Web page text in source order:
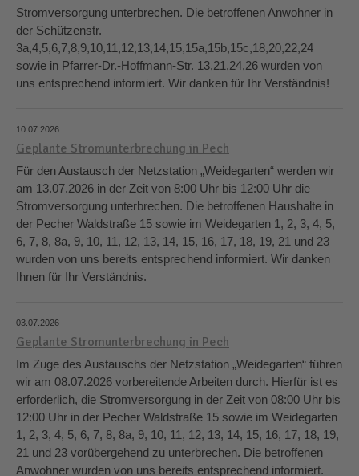
Stromversorgung unterbrechen. Die betroffenen Anwohner in
der Schützenstr.
3a,4,5,6,7,8,9,10,11,12,13,14,15,15a,15b,15c,18,20,22,24
sowie in Pfarrer-Dr.-Hoffmann-Str. 13,21,24,26 wurden von
uns entsprechend informiert. Wir danken für Ihr Verständnis!
10.07.2026
Geplante Stromunterbrechung in Pech
Für den Austausch der Netzstation „Weidegarten“ werden wir
am 13.07.2026 in der Zeit von 8:00 Uhr bis 12:00 Uhr die
Stromversorgung unterbrechen. Die betroffenen Haushalte in
der Pecher Waldstraße 15 sowie im Weidegarten 1, 2, 3, 4, 5,
6, 7, 8, 8a, 9, 10, 11, 12, 13, 14, 15, 16, 17, 18, 19, 21 und 23
wurden von uns bereits entsprechend informiert. Wir danken
Ihnen für Ihr Verständnis.
03.07.2026
Geplante Stromunterbrechung in Pech
Im Zuge des Austauschs der Netzstation „Weidegarten“ führen
wir am 08.07.2026 vorbereitende Arbeiten durch. Hierfür ist es
erforderlich, die Stromversorgung in der Zeit von 08:00 Uhr bis
12:00 Uhr in der Pecher Waldstraße 15 sowie im Weidegarten
1, 2, 3, 4, 5, 6, 7, 8, 8a, 9, 10, 11, 12, 13, 14, 15, 16, 17, 18, 19,
21 und 23 vorübergehend zu unterbrechen. Die betroffenen
Anwohner wurden von uns bereits entsprechend informiert.